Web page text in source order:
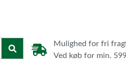
Mulighed for fri
Ved køb for min.